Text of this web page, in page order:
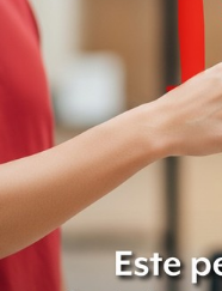
Las travesuras de
Dirección: Will Gluck
Protagonizan
: Daisy
Debicki, Fayssal Bazzi